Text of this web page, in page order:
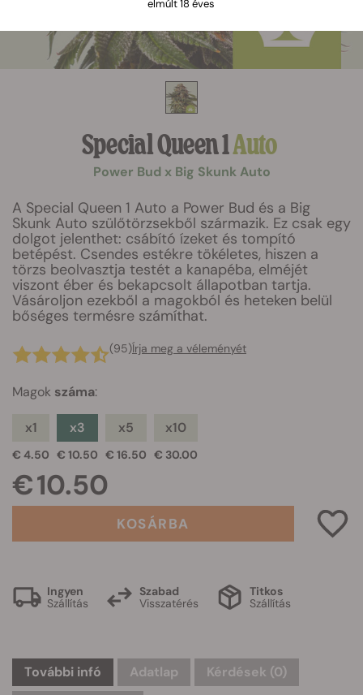
Special Queen 1Auto
Power Bud x Big Skunk Auto
A Special Queen 1 Auto a Power Bud és a Big
Skunk Auto szülőtörzsekből származik. Ez csak egy
dolgot jelenthet: csábító ízeket és tompító
betépést. Csendes estékre tökéletes, hiszen a
törzs beolvasztja testét a kanapéba, elméjét
viszont éber és bekapcsolt állapotban tartja.
Vásároljon ezekből a magokból és heteken belül
bőséges termésre számíthat.
(95)Írja meg a véleményét
Magok száma:
x1
€ 4.50
x3
€ 10.50
x5
€ 16.50
x10
€ 30.00
€ 10.50
KOSÁRBA
Ingyen
Szállítás
Szabad
Visszatérés
Titkos
Szállítás
További infó Adatlap Kérdések (0)
elmúlt 18 éves